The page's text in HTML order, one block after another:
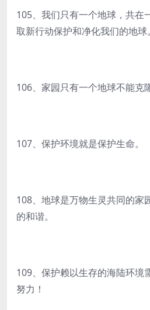
105、我们只有一个地球，共在
取新行动保护和净化我们的地球。
106、家园只有一个地球不能克隆
107、保护环境就是保护生命。
108、地球是万物生灵共同的家
的和谐。
109、保护赖以生存的海陆环境
努力！